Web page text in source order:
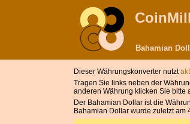
Bahamian
Dieser Währungskonverter nutzt
Tragen Sie links neben der
anderen Währung klicken Sie bitte
Der Bahamian Dollar ist die
Bahamian Dollar wurde zuletzt am